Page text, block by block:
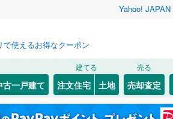
Yahoo! JAPAN
使えるお得なクーポン
古一戸建て
建てる
注文住宅 土地
売る
売却査定
城 秋田 山形
北区(48)
川越線(0)
湘南新宿ライン（前橋～小田原）
(0)
築古・築30年以上（2）
索条件を保存しました
件通知は、 マイページから設定できます。